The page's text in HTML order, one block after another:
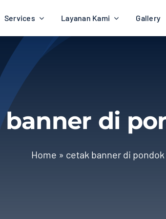
Services Layanan Kami Gallery
di
Home » cetak banner di